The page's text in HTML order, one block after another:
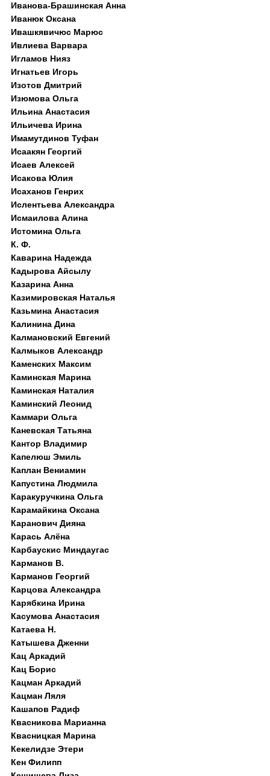
Иванова-Брашинская Анна
Иванюк Оксана
Ивашкявичюс Марюс
Ивлиева Варвара
Игламов Нияз
Игнатьев Игорь
Изотов Дмитрий
Изюмова Ольга
Ильина Анастасия
Ильичева Ирина
Имамутдинов Туфан
Исаакян Георгий
Исаев Алексей
Исакова Юлия
Исаханов Генрих
Ислентьева Александра
Исмаилова Алина
Истомина Ольга
К. Ф.
Каварина Надежда
Кадырова Айсылу
Казарина Анна
Казимировская Наталья
Казьмина Анастасия
Калинина Дина
Калмановский Евгений
Калмыков Александр
Каменских Максим
Каминская Марина
Каминская Наталия
Каминский Леонид
Каммари Ольга
Каневская Татьяна
Кантор Владимир
Капелюш Эмиль
Каплан Вениамин
Капустина Людмила
Каракуручкина Ольга
Карамайкина Оксана
Каранович Дияна
Карась Алёна
Карбаускис Миндаугас
Карманов В.
Карманов Георгий
Карцова Александра
Карябкина Ирина
Касумова Анастасия
Катаева Н.
Катышева Дженни
Кац Аркадий
Кац Борис
Кацман Аркадий
Кацман Ляля
Кашапов Радиф
Квасникова Марианна
Квасницкая Марина
Кекелидзе Этери
Кен Филипп